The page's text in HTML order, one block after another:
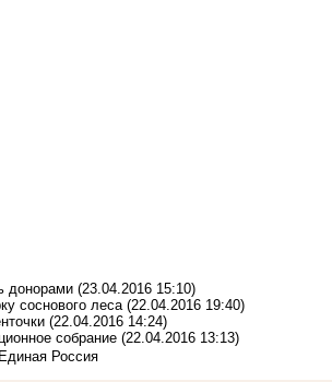
донорами (23.04.2016 15:10)
соснового леса (22.04.2016 19:40)
(22.04.2016 14:24)
собрание (22.04.2016 13:13)
Россия